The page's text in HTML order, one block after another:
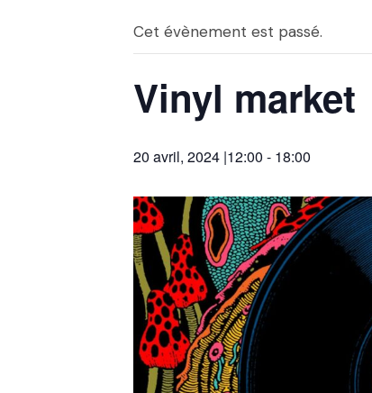
Cet évènement est passé.
Vinyl market
20 avril, 2024 |12:00 - 18:00